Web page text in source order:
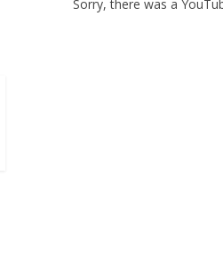
Sorry, there was a